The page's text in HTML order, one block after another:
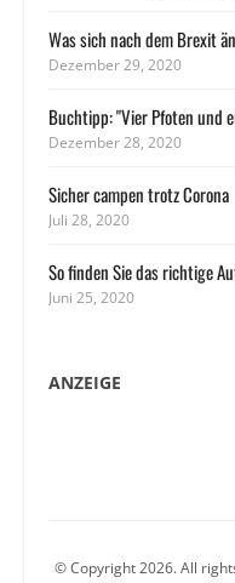
Was sich nach dem Brexit
Dezember 29, 2020
Buchtipp: "Vier Pfoten und
Dezember 28, 2020
Sicher campen trotz Corona
Juli 28, 2020
So finden Sie das richtige
Juni 25, 2020
ANZEIGE
© Copyright 2026. All